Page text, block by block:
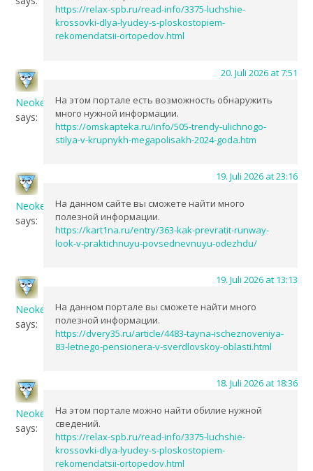
https://relax-spb.ru/read-info/3375-luchshie-
krossovki-dlya-lyudey-s-ploskostopiem-
rekomendatsii-ortopedov.html
20. Juli 2026 at 7:51
NeokeDes
says:
На этом портале есть возможность обнаружить
много нужной информации.
https://omskapteka.ru/info/505-trendy-ulichnogo-
stilya-v-krupnykh-megapolisakh-2024-goda.htm
19. Juli 2026 at 23:16
NeokeDes
says:
На данном сайте вы сможете найти много
полезной информации.
https://kart1na.ru/entry/363-kak-prevratit-runway-
look-v-praktichnuyu-povsednevnuyu-odezhdu/
19. Juli 2026 at 13:13
NeokeDes
says:
На данном портале вы сможете найти много
полезной информации.
https://dvery35.ru/article/4483-tayna-ischeznoveniya-
83-letnego-pensionera-v-sverdlovskoy-oblasti.html
18. Juli 2026 at 18:36
NeokeDes
says:
На этом портале можно найти обилие нужной
сведений.
https://relax-spb.ru/read-info/3375-luchshie-
krossovki-dlya-lyudey-s-ploskostopiem-
rekomendatsii-ortopedov.html